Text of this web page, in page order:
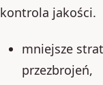
kontrola jakości.
mniejsze
przezbrojeń,